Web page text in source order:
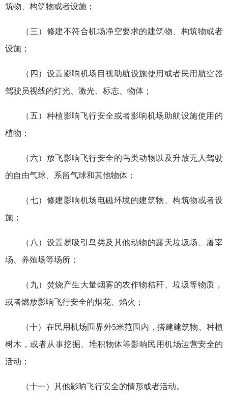
筑物、构筑物或者设施；
（三）修建不符合机场净空要求的建筑物、构筑物或者
设施；
（四）设置影响机场目视助航设施使用或者民用航空器
驾驶员视线的灯光、激光、标志、物体；
（五）种植影响飞行安全或者影响机场助航设施使用的
植物；
（六）放飞影响飞行安全的鸟类动物以及升放无人驾驶
的自由气球、系留气球和其他物体；
（七）修建影响机场电磁环境的建筑物、构筑物或者设
施；
（八）设置易吸引鸟类及其他动物的露天垃圾场、屠宰
场、养殖场等场所；
（九）焚烧产生大量烟雾的农作物秸秆、垃圾等物质，
或者燃放影响飞行安全的烟花、焰火；
（十）在民用机场围界外5米范围内，搭建建筑物、种植
树木，或者从事挖掘、堆积物体等影响民用机场运营安全的
活动；
（十一）其他影响飞行安全的情形或者活动。